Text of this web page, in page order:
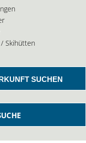
Skihütten
SUCHEN